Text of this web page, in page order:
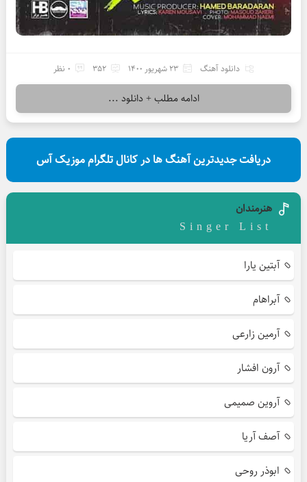
دانلود آهنگ 23 شهریور 1400 352 0 نظر
ادامه مطلب + دانلود ...
دریافت جدیدترین آهنگ ها در کانال تلگرام موزیک آس
هنرمندان
Singer List
آبتین یارا
آبراهام
آرمین زارعی
آرون افشار
آروین صمیمی
آصف آریا
ابوذر روحی